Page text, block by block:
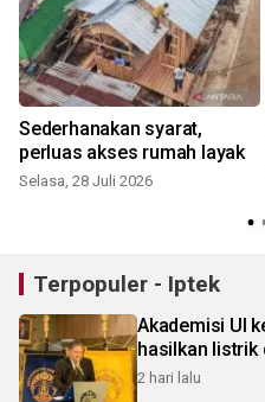
Sederhanakan syarat,
perluas akses rumah layak
Selasa, 28 Juli 2026
Terpopuler - Iptek
Akademisi UI
hasilkan listrik
2 hari lalu